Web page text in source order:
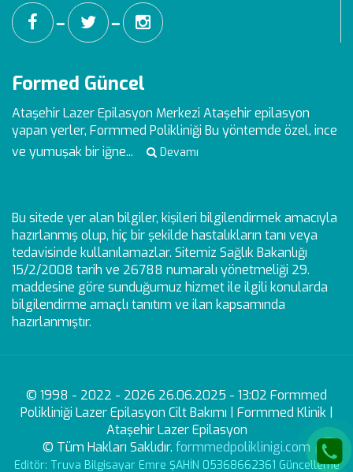
━ ━
Formed Güncel
Ataşehir Lazer Epilasyon Merkezi Ataşehir epilasyon
yapan yerler, Formmed Polikliniği Bu yöntemde özel, ince
ve yumuşak bir iğne...
Devamı
Bu sitede yer alan bilgiler, kişileri bilgilendirmek amacıyla
hazırlanmış olup, hiç bir şekilde hastalıkların tanı veya
tedavisinde kullanılamazlar. Sitemiz Sağlık Bakanlığı
15/2/2008 tarih ve 26788 numaralı yönetmeliği 29.
maddesine göre sunduğumuz hizmet ile ilgili konularda
bilgilendirme amaçlı tanıtım ve ilan kapsamında
hazırlanmıştır.
© 1998 - 2022 - 2026 26.06.2025 - 13:02 Formmed
Polikliniği Lazer Epilasyon Cilt Bakımı | Formmed Klinik |
Ataşehir Lazer Epilasyon
© Tüm Hakları Saklıdır. formmedpoliklinigi.com
Editör: Truva Bilgisayar Emre ŞAHİN 05368662361 Güncelleme